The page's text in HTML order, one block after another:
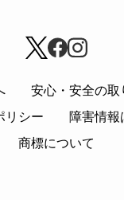
安心・安全の取
リシー
障害情報
商標について